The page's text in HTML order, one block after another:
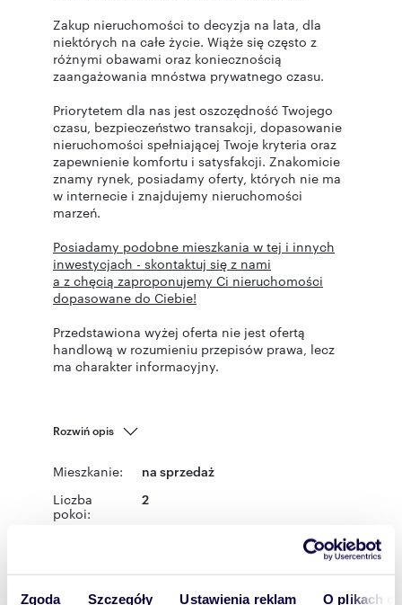
Zgoda Szczegóły Ustawienia reklam O plikach
Zakup nieruchomości to decyzja na lata, dla
niektórych na całe życie. Wiąże się często z
różnymi obawami oraz koniecznością
zaangażowania mnóstwa prywatnego czasu.
Priorytetem dla nas jest oszczędność Twojego
czasu, bezpieczeństwo transakcji, dopasowanie
nieruchomości spełniającej Twoje kryteria oraz
zapewnienie komfortu i satysfakcji. Znakomicie
znamy rynek, posiadamy oferty, których nie ma
w internecie i znajdujemy nieruchomości
marzeń.
Posiadamy podobne mieszkania w tej i innych
inwestycjach - skontaktuj się z nami
a z chęcią zaproponujemy Ci nieruchomości
dopasowane do Ciebie!
Przedstawiona wyżej oferta nie jest ofertą
handlową w rozumieniu przepisów prawa, lecz
ma charakter informacyjny.
Rozwiń opis
Mieszkanie: na sprzedaż
Liczba
pokoi:
2
powiat:Warszawa gmina: